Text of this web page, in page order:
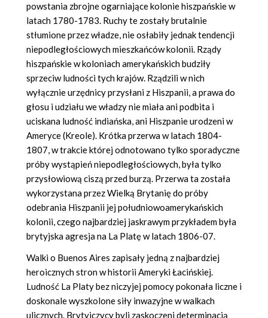
powstania zbrojne ogarniające kolonie hiszpańskie w
latach 1780-1783. Ruchy te zostały brutalnie
stłumione przez władze, nie osłabiły jednak tendencji
niepodległościowych mieszkańców kolonii. Rządy
hiszpańskie w koloniach amerykańskich budziły
sprzeciw ludności tych krajów. Rządzili w nich
wyłącznie urzędnicy przysłani z Hiszpanii, a prawa do
głosu i udziału we władzy nie miała ani podbita i
uciskana ludność indiańska, ani Hiszpanie urodzeni w
Ameryce (Kreole). Krótka przerwa w latach 1804-
1807, w trakcie której odnotowano tylko sporadyczne
próby wystąpień niepodległościowych, była tylko
przysłowiową ciszą przed burzą. Przerwa ta została
wykorzystana przez Wielką Brytanię do próby
odebrania Hiszpanii jej południowoamerykańskich
kolonii, czego najbardziej jaskrawym przykładem była
brytyjska agresja na La Platę w latach 1806-07.
Walki o Buenos Aires zapisały jedną z najbardziej
heroicznych stron w historii Ameryki Łacińskiej.
Ludność La Platy bez niczyjej pomocy pokonała liczne i
doskonale wyszkolone siły inwazyjne w walkach
ulicznych. Brytyjczycy byli zaskoczeni determinacją